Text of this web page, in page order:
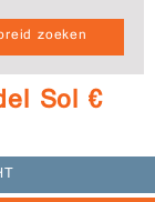
zoeken
Sol €